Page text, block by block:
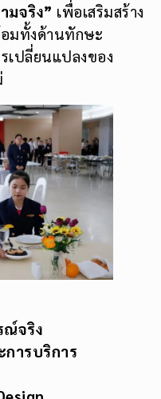
มจริง” เพื่อเสริมสร้าง
มทั้งด้านทักษะ
เปลี่ยนแปลงของ
ณ์จริง
ารบริการ